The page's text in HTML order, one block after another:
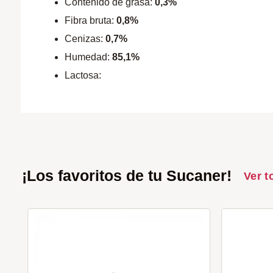
Fibra bruta:0,8%
Cenizas:0,7%
Humedad:85,1%
Lactosa:
¡Los favoritos de tu Sucaner! Ver